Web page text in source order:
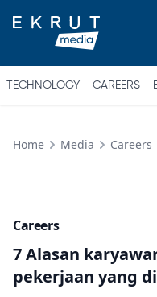
TECHNOLOGY CAREERS
Home Media Careers
Careers
7 Alasan
pekerjaan yang